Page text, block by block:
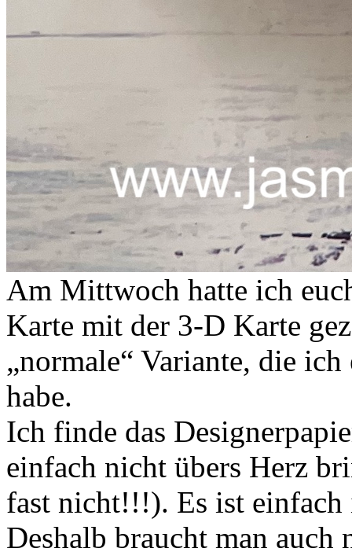
Am Mittwoch hatte ich
Karte mit der 3-D Karte
„normale“ Variante, die
habe.
Ich finde das
einfach nicht übers Herz
fast nicht!!!). Es ist einfach
Deshalb braucht man auch